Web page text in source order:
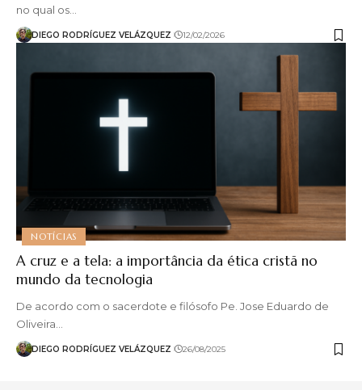
no qual os…
DIEGO RODRÍGUEZ VELÁZQUEZ 12/02/2026
NOTÍCIAS
A cruz e a tela: a importância da ética cristã no
mundo da tecnologia
De acordo com o sacerdote e filósofo Pe. Jose Eduardo de
Oliveira…
DIEGO RODRÍGUEZ VELÁZQUEZ 26/08/2025